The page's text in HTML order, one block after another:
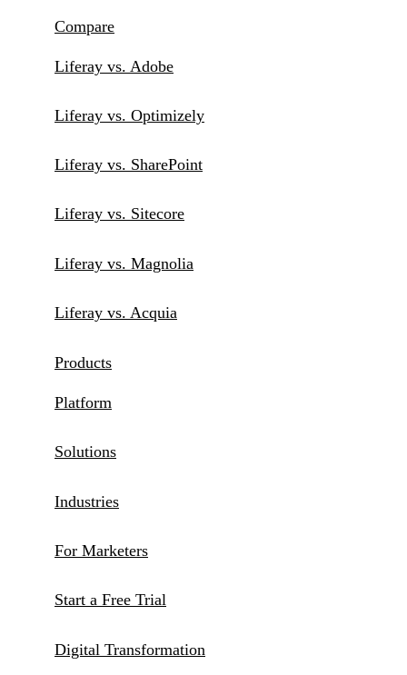
Compare
Liferay vs. Adobe
Liferay vs. Optimizely
Liferay vs. SharePoint
Liferay vs. Sitecore
Liferay vs. Magnolia
Liferay vs. Acquia
Products
Platform
Solutions
Industries
For Marketers
Start a Free Trial
Digital Transformation